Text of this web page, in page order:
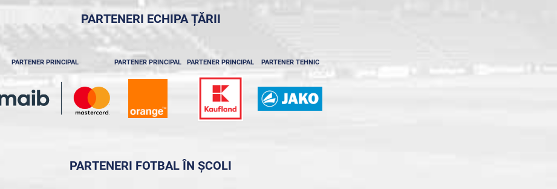
PARTENERI ECHIPA ȚĂRII
PARTENER PRINCIPAL PARTENER PRINCIPAL PARTENER PRINCIPAL PARTENER TEHNIC
PARTENERI FOTBAL ÎN ȘCOLI